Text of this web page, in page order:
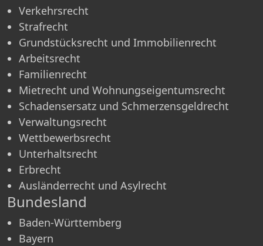
Verkehrsrecht
Strafrecht
Grundstücksrecht und Immobilienrecht
Arbeitsrecht
Familienrecht
Mietrecht und Wohnungseigentumsrecht
Schadensersatz und Schmerzensgeldrecht
Verwaltungsrecht
Wettbewerbsrecht
Unterhaltsrecht
Erbrecht
Ausländerrecht und Asylrecht
Bundesland
Baden-Württemberg
Bayern